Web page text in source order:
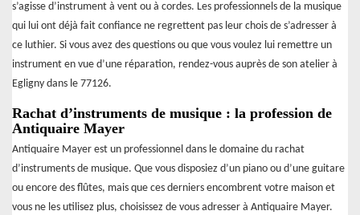
s’agisse d’instrument à vent ou à cordes. Les professionnels de la musique
qui lui ont déjà fait confiance ne regrettent pas leur chois de s’adresser à
ce luthier. Si vous avez des questions ou que vous voulez lui remettre un
instrument en vue d’une réparation, rendez-vous auprès de son atelier à
Egligny dans le 77126.
Rachat d’instruments de musique : la profession de
Antiquaire Mayer
Antiquaire Mayer est un professionnel dans le domaine du rachat
d’instruments de musique. Que vous disposiez d’un piano ou d’une guitare
ou encore des flûtes, mais que ces derniers encombrent votre maison et
vous ne les utilisez plus, choisissez de vous adresser à Antiquaire Mayer.